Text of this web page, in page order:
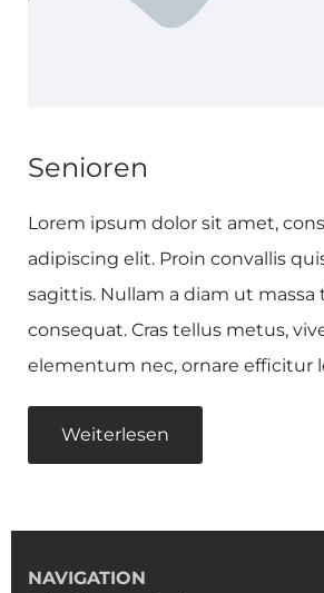
Senioren
Lorem ipsum dolor sit amet,
adipiscing elit. Proin convallis
sagittis. Nullam a diam ut
consequat. Cras tellus metus,
elementum nec, ornare efficitur
Weiterlesen
NAVIGATION